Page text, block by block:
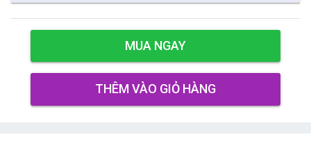
MUA NGAY
THÊM VÀO GIỎ HÀNG